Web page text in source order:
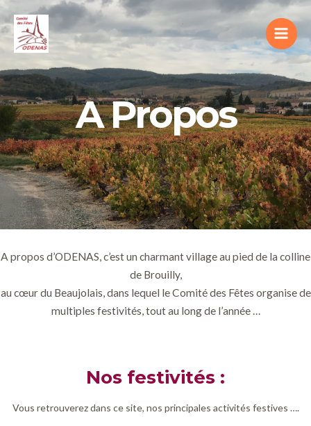
A Propos
A propos d’ODENAS, c’est un charmant village au pied de la colline
de Brouilly,
au cœur du Beaujolais, dans lequel le Comité des Fêtes organise de
multiples festivités, tout au long de l’année …
Nos festivités :
Vous retrouverez dans ce site, nos principales activités festives ….